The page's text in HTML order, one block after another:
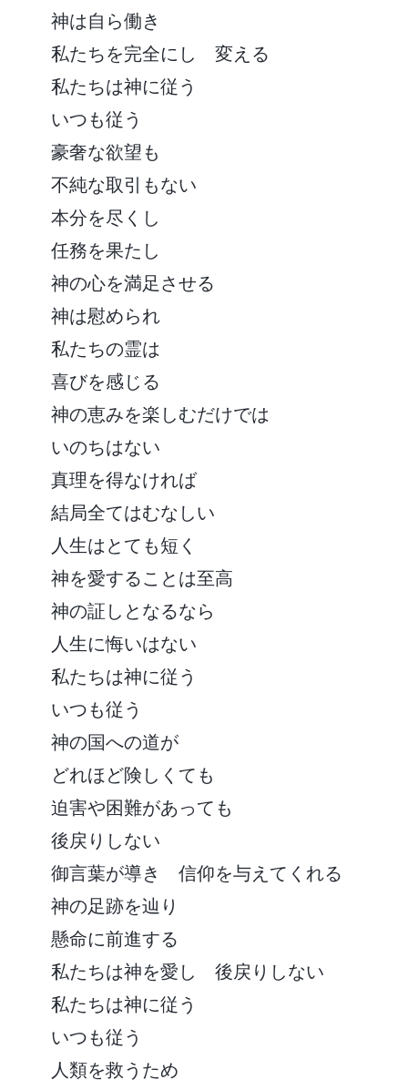
神は自ら働き
私たちを完全にし 変える
私たちは神に従う
いつも従う
豪奢な欲望も
不純な取引もない
本分を尽くし
任務を果たし
神の心を満足させる
神は慰められ
私たちの霊は
喜びを感じる
神の恵みを楽しむだけでは
いのちはない
真理を得なければ
結局全てはむなしい
人生はとても短く
神を愛することは至高
神の証しとなるなら
人生に悔いはない
私たちは神に従う
いつも従う
神の国への道が
どれほど険しくても
迫害や困難があっても
後戻りしない
御言葉が導き 信仰を与えてくれる
神の足跡を辿り
懸命に前進する
私たちは神を愛し 後戻りしない
私たちは神に従う
いつも従う
人類を救うため